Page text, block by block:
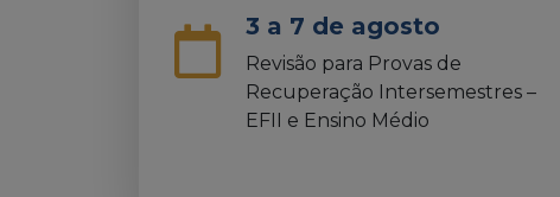
3 a 7 de agosto
Revisão para Provas de
Recuperação Intersemestres –
EFII e Ensino Médio